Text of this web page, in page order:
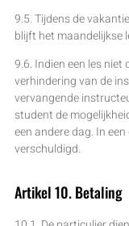
9.5. Tijdens de
blijft het maandelijkse
9.6. Indien een les
verhindering van de
vervangende
student de
een andere dag. In
verschuldigd.
Artikel 10. Betaling